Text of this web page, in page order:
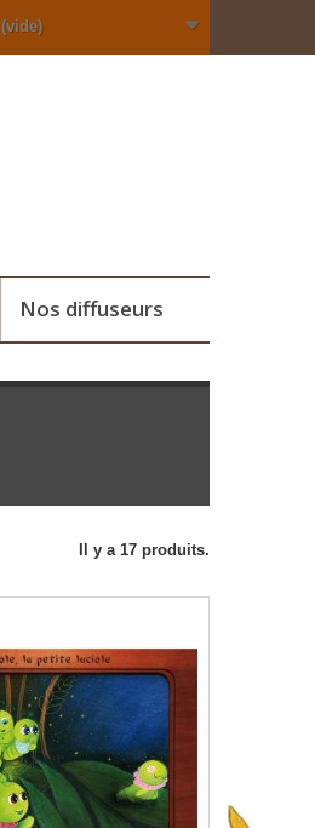
(vide)
Nos diffuseurs
Il y a 17 produits.